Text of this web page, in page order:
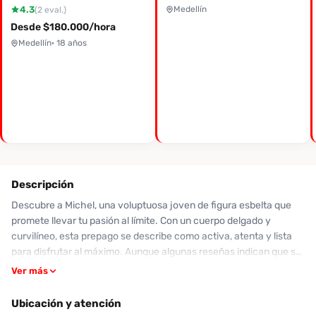
4.3(2 eval.)
Desde $180.000/hora
Medellín· 18 años
Medellín
Descripción
Descubre a Michel, una voluptuosa joven de figura esbelta que
promete llevar tu pasión al límite. Con un cuerpo delgado y
curvilíneo, esta prepago se describe como activa, atenta y lista
para disfrutar al máximo. Aunque algunas reseñas indican que su
apariencia dista un poco de las fotografías publicadas, su actitud
durante el encuentro. Su servicio incluye un oral notable, aunque
Ver más
Ubicación y atención